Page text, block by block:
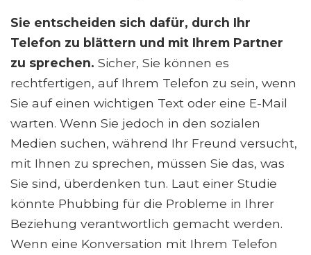
Sie entscheiden sich dafür, durch Ihr
Telefon zu blättern und mit Ihrem Partner
zu sprechen. Sicher, Sie können es
rechtfertigen, auf Ihrem Telefon zu sein, wenn
Sie auf einen wichtigen Text oder eine E-Mail
warten. Wenn Sie jedoch in den sozialen
Medien suchen, während Ihr Freund versucht,
mit Ihnen zu sprechen, müssen Sie das, was
Sie sind, überdenken tun. Laut einer Studie
könnte Phubbing für die Probleme in Ihrer
Beziehung verantwortlich gemacht werden.
Wenn eine Konversation mit Ihrem Telefon